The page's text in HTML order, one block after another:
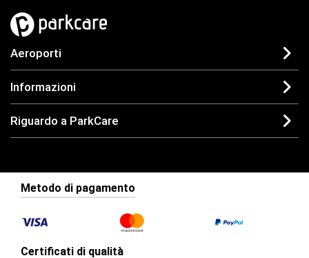
Aeroporti
Informazioni
Riguardo a ParkCare
Metodo di pagamento
Certificati di qualità